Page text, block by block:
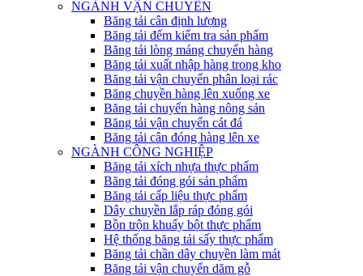
NGÀNH VẬN CHUYỂN
Băng tải cân định lượng
Băng tải đếm kiểm tra sản phẩm
Băng tải lòng máng chuyển hàng
Băng tải xuất nhập hàng trong kho
Băng tải vận chuyển phân loại rác
Băng chuyền hàng lên xuống xe
Băng tải chuyển hàng nông sản
Băng tải vận chuyển cát đá
Băng tải cân đóng hàng lên xe
NGÀNH CÔNG NGHIỆP
Băng tải xích nhựa thực phẩm
Băng tải đóng gói sản phẩm
Băng tải cấp liệu thực phẩm
Dây chuyền lắp ráp đóng gói
Bồn trộn khuấy bột thực phẩm
Hệ thống băng tải sấy thực phẩm
Băng tải chần dây chuyền làm mát
Băng tải vận chuyển dăm gỗ